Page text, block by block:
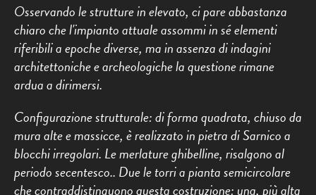
Osservando le strutture in elevato, ci pare abbastanza
chiaro che l'impianto attuale assommi in sé elementi
riferibili a epoche diverse, ma in assenza di indagini
architettoniche e archeologiche la questione rimane
ardua a dirimersi.
Configurazione strutturale: di forma quadrata, chiuso da
mura alte e massicce, è realizzato in pietra di Sarnico a
blocchi irregolari. Le merlature ghibelline, risalgono al
periodo secentesco.. Due le torri a pianta semicircolare
che contraddistinguono questa costruzione: una, più alta